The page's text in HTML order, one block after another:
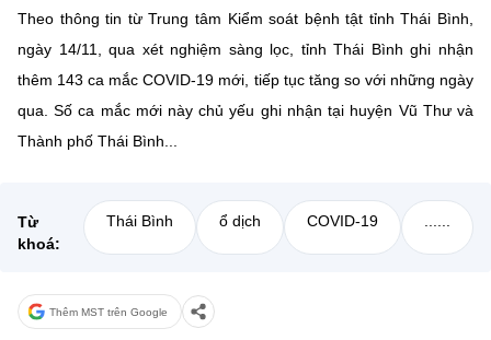
Theo thông tin từ Trung tâm Kiểm soát bệnh tật tỉnh Thái Bình,
ngày 14/11, qua xét nghiệm sàng lọc, tỉnh Thái Bình ghi nhận
thêm 143 ca mắc COVID-19 mới, tiếp tục tăng so với những ngày
qua. Số ca mắc mới này chủ yếu ghi nhận tại huyện Vũ Thư và
Thành phố Thái Bình...
Từ
khoá:
Thái Bình ổ dịch COVID-19 ......
Thêm MST trên Google